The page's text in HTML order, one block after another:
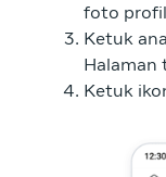
foto
Ketuk
Halaman
Ketuk